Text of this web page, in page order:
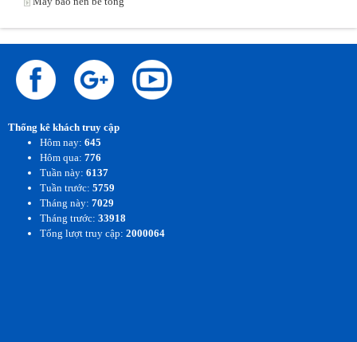
Thống kê khách truy cập
Hôm nay: 645
Hôm qua: 776
Tuần này: 6137
Tuần trước: 5759
Tháng này: 7029
Tháng trước: 33918
Tổng lượt truy cập: 2000064